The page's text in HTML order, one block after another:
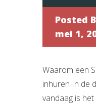
Posted
mei 1,
Waarom een
inhuren In de
vandaag is